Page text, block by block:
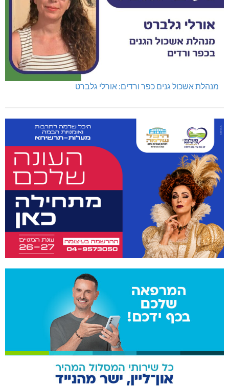
מנהלת אשכול גנים כפר ורדים: אורלי גלברט